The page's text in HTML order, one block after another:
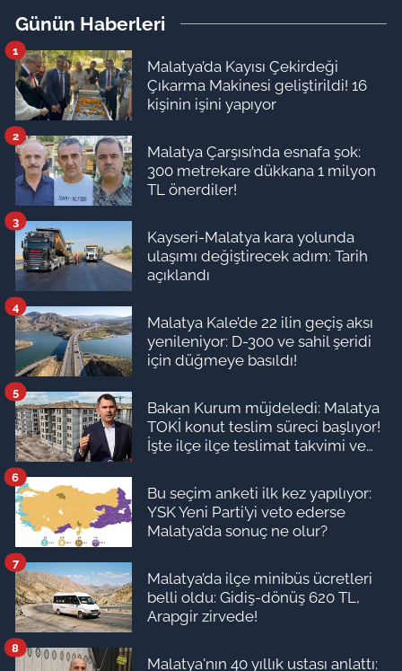
Günün Haberleri
Malatya’da Kayısı Çekirdeği
Çıkarma Makinesi geliştirildi! 16
kişinin işini yapıyor
1
Malatya Çarşısı’nda esnafa şok:
300 metrekare dükkana 1 milyon
TL önerdiler!
2
Kayseri-Malatya kara yolunda
ulaşımı değiştirecek adım: Tarih
açıklandı
3
Malatya Kale’de 22 ilin geçiş aksı
yenileniyor: D-300 ve sahil şeridi
için düğmeye basıldı!
4
Bakan Kurum müjdeledi: Malatya
TOKİ konut teslim süreci başlıyor!
İşte ilçe ilçe teslimat takvimi ve
5
Bu seçim anketi ilk kez yapılıyor:
YSK Yeni Parti’yi veto ederse
Malatya’da sonuç ne olur?
6
Malatya’da ilçe minibüs ücretleri
belli oldu: Gidiş-dönüş 620 TL,
Arapgir zirvede!
7
Malatya'nın 40 yıllık ustası anlattı:
8